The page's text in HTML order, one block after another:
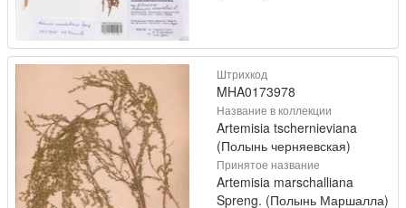
Штрихкод
MHA0173978
Название в коллекции
Artemisia tschernieviana
(Полынь черняевская)
Принятое название
Artemisia marschalliana
Spreng. (Полынь Маршалла)